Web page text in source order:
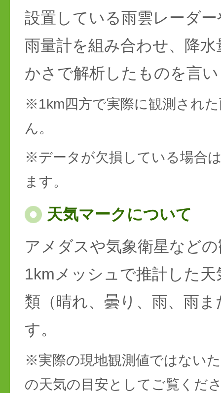
設置している雨雲レーダ
雨量計を組み合わせ、降
かさで解析したものを言
※1km四方で実際に観測され
ん。
※データが欠損している場合
ます。
天気マークについて
アメダスや気象衛星など
1kmメッシュで推計した
類（晴れ、曇り、雨、雨
す。
※実際の現地観測値ではない
の天気の目安としてご覧くだ